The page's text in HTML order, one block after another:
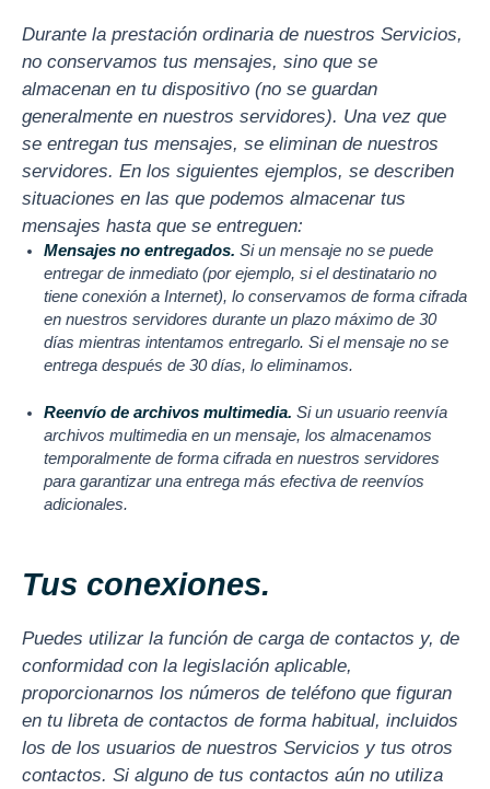
Durante la prestación ordinaria de nuestros Servicios,
no conservamos tus mensajes, sino que se
almacenan en tu dispositivo (no se guardan
generalmente en nuestros servidores). Una vez que
se entregan tus mensajes, se eliminan de nuestros
servidores. En los siguientes ejemplos, se describen
situaciones en las que podemos almacenar tus
mensajes hasta que se entreguen:
Mensajes no entregados. Si un mensaje no se puede
entregar de inmediato (por ejemplo, si el destinatario no
tiene conexión a Internet), lo conservamos de forma cifrada
en nuestros servidores durante un plazo máximo de 30
días mientras intentamos entregarlo. Si el mensaje no se
entrega después de 30 días, lo eliminamos.
Reenvío de archivos multimedia. Si un usuario reenvía
archivos multimedia en un mensaje, los almacenamos
temporalmente de forma cifrada en nuestros servidores
para garantizar una entrega más efectiva de reenvíos
adicionales.
Tus conexiones.
Puedes utilizar la función de carga de contactos y, de
conformidad con la legislación aplicable,
proporcionarnos los números de teléfono que figuran
en tu libreta de contactos de forma habitual, incluidos
los de los usuarios de nuestros Servicios y tus otros
contactos. Si alguno de tus contactos aún no utiliza